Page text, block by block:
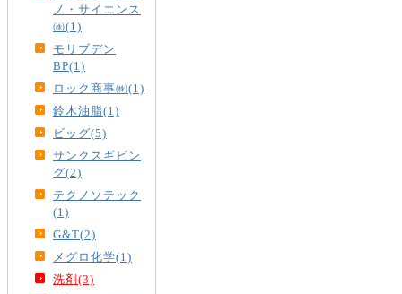
ノ・サイエンス
㈱(1)
モリブデン
BP(1)
ロック商事㈱(1)
鈴木油脂(1)
ビッグ(5)
サンクスギビン
グ(2)
テクノソテック
(1)
G&T(2)
メグロ化学(1)
洗剤(3)